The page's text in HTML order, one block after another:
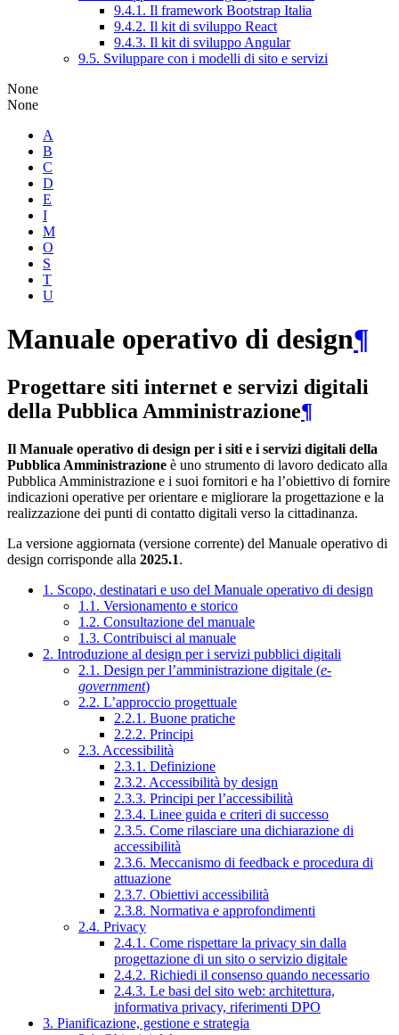
9.4.1. Il framework Bootstrap Italia
9.4.2. Il kit di sviluppo React
9.4.3. Il kit di sviluppo Angular
9.5. Sviluppare con i modelli di sito e servizi
None
None
A
B
C
D
E
I
M
O
S
T
U
Manuale operativo di design¶
Progettare siti internet e servizi digitali
della Pubblica Amministrazione¶
Il Manuale operativo di design per i siti e i servizi digitali della
Pubblica Amministrazione è uno strumento di lavoro dedicato alla
Pubblica Amministrazione e i suoi fornitori e ha l’obiettivo di fornire
indicazioni operative per orientare e migliorare la progettazione e la
realizzazione dei punti di contatto digitali verso la cittadinanza.
La versione aggiornata (versione corrente) del Manuale operativo di
design corrisponde alla 2025.1.
1. Scopo, destinatari e uso del Manuale operativo di design
1.1. Versionamento e storico
1.2. Consultazione del manuale
1.3. Contribuisci al manuale
2. Introduzione al design per i servizi pubblici digitali
2.1. Design per l’amministrazione digitale (e-
government)
2.2. L’approccio progettuale
2.2.1. Buone pratiche
2.2.2. Principi
2.3. Accessibilità
2.3.1. Definizione
2.3.2. Accessibilità by design
2.3.3. Principi per l’accessibilità
2.3.4. Linee guida e criteri di successo
2.3.5. Come rilasciare una dichiarazione di
accessibilità
2.3.6. Meccanismo di feedback e procedura di
attuazione
2.3.7. Obiettivi accessibilità
2.3.8. Normativa e approfondimenti
2.4. Privacy
2.4.1. Come rispettare la privacy sin dalla
progettazione di un sito o servizio digitale
2.4.2. Richiedi il consenso quando necessario
2.4.3. Le basi del sito web: architettura,
informativa privacy, riferimenti DPO
3. Pianificazione, gestione e strategia